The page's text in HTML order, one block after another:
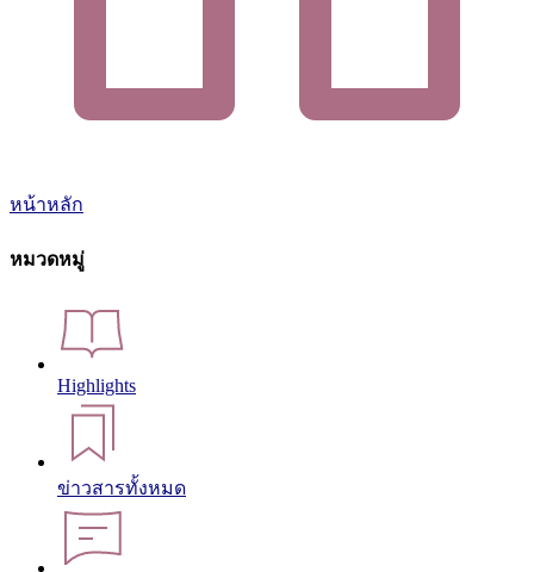
หน้าหลัก
หมวดหมู่
Highlights
ข่าวสารทั้งหมด